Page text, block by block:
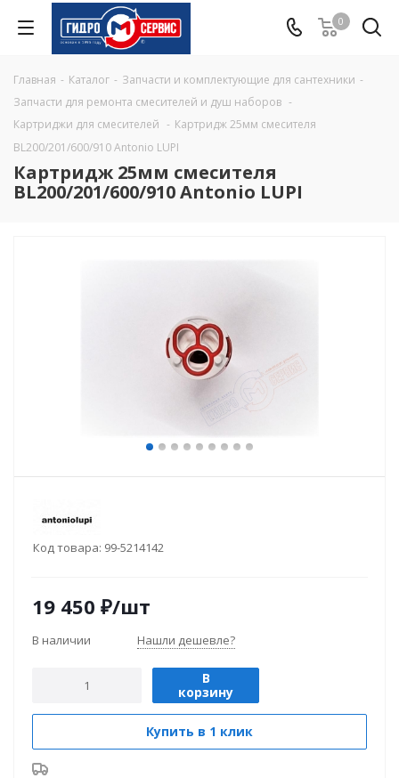
0
Главная - Каталог - Запчасти и комплектующие для сантехники -
Запчасти для ремонта смесителей и душ наборов -
Картриджи для смесителей - Картридж 25мм смесителя
BL200/201/600/910 Antonio LUPI
Картридж 25мм смесителя
BL200/201/600/910 Antonio LUPI
Код товара: 99-5214142
19 450 ₽/шт
В наличии Нашли дешевле?
В
корзину
Купить в 1 клик